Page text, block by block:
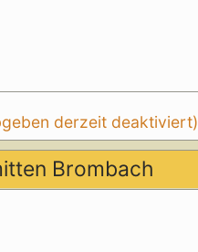
derzeit deaktiviert)
Brombach